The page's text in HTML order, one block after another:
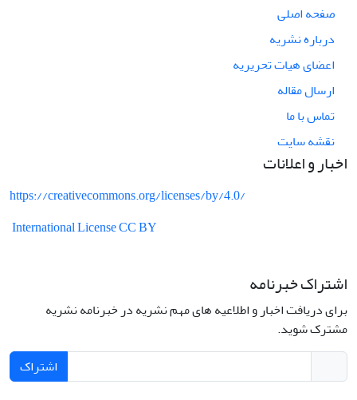
صفحه اصلی
درباره نشریه
اعضای هیات تحریریه
ارسال مقاله
تماس با ما
نقشه سایت
اخبار و اعلانات
https://creativecommons.org/licenses/by/4.0/
International License CC BY
اشتراک خبرنامه
برای دریافت اخبار و اطلاعیه های مهم نشریه در خبرنامه نشریه
مشترک شوید.
اشتراک